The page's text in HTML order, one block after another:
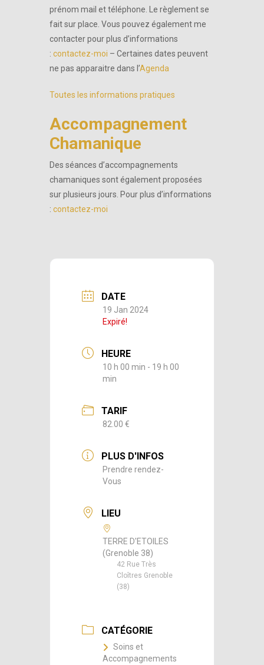
prénom mail et téléphone. Le règlement se
fait sur place. Vous pouvez également me
contacter pour plus d’informations
: contactez-moi – Certaines dates peuvent
ne pas apparaitre dans l’Agenda
Toutes les informations pratiques
Accompagnement
Chamanique
Des séances d’accompagnements
chamaniques sont également proposées
sur plusieurs jours. Pour plus d’informations
: contactez-moi
DATE
19 Jan 2024
Expiré!
HEURE
10 h 00 min - 19 h 00
min
TARIF
82.00 €
PLUS D'INFOS
Prendre rendez-
Vous
LIEU
TERRE D'ETOILES
(Grenoble 38)
42 Rue Très
Cloîtres Grenoble
(38)
CATÉGORIE
Soins et
Accompagnements